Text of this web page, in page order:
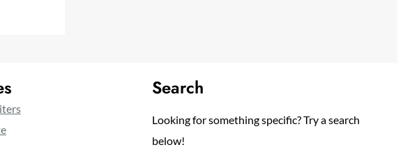
Search
Looking for something specific? Try a search
below!